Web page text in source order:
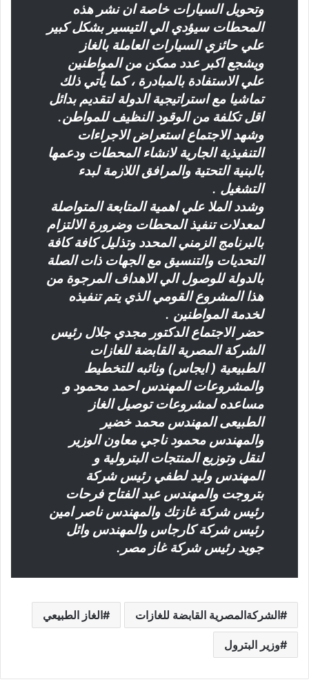
وتحويل السيارات خاصة ان نشر هذه
المحطات سيؤدي الي التيسير بشكل كبير
علي حائزي السيارات العاملة بالغاز
ويشجع اكبر عدد ممكن من المواطنين
علي الاستفادة بالمبادرة ، كما يأتي ذلك
تماشيا مع استراتيجية الدولة لتقديم بدائل
اقل تكلفة من الوقود النظيف للمواطن.
وشهد الاجتماع استعراض الاجراءات
التنفيذية الجارية لانشاء المحطات ودعمها
بالبنية التحتية والمرافق اللازمة لبدء
التشغيل .
وشدد الملا علي اهمية المتابعة المتواصلة
لمعدلات تنفيذ المحطات وضرورة الالتزام
بالبرنامج الزمني المحدد وتذليل كافة كافة
التحديات والتنسيق مع الجهات ذات الصلة
بالدولة للوصول الي الاهداف المرجوة من
هذا المشروع القومي الذي يتم تنفيذه
لخدمة المواطنين .
حضر الاجتماع الدكتور مجدي جلال رئيس
الشركة المصرية القابضة للغازات
الطبيعية ( ايجاس) ونائبه للتخطيط
والمشروعات المهندس احمد محمود و
مساعده لمشروعات توصيل الغاز
الطبيعى المهندس محمد خضير
والمهندس محمود ناجي معاون الوزير
لنقل وتوزيع المنتجات البترولية و
المهندس وليد لطفي رئيس شركة
بتروجت والمهندس عبد الفتاح فرحات
رئيس شركة غازتك والمهندس ناصر امين
رئيس شركة كارجاس والمهندس وائل
جويد رئيس شركة غاز مصر.
الشركةالمصرية القابضة للغازات الغاز الطبيعي
وزير البترول